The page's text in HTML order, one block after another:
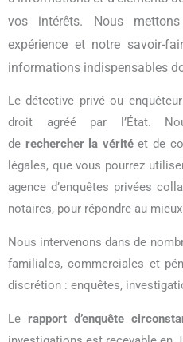
vos intérêts. Nous
expérience et notre savoir-
informations indispensables
Le détective privé ou
droit agréé par l’État.
de rechercher la véritéet de
légales, que vous pourrez
agence d’enquêtes privées
notaires, pour répondre au
Nous intervenons dans de
familiales, commerciales et
discrétion : enquêtes,
Le rapport d’enquête